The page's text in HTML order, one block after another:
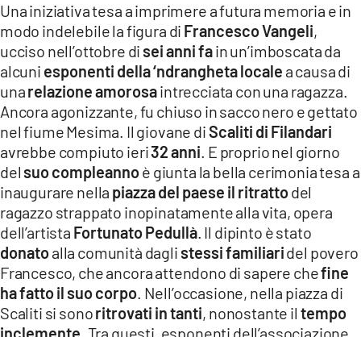
LACTV.IT
LACONAIR.IT
LACITYMAG.IT
ILREGGINO.IT
COSENZACHANNEL.IT
ILVIBONESE.IT
CATANZAROCHANNEL.IT
LACAPITALENEWS.IT
App
Una iniziativa tesa a imprimere a futura memoria e in
modo indelebile la figura di Francesco Vangeli,
ucciso nell’ottobre di sei anni fain un’imboscata da
alcuni esponenti della ‘ndrangheta locale a causa di
unarelazione amorosaintrecciata con una ragazza.
Ancora agonizzante, fu chiuso in sacco nero e gettato
nel fiume Mesima. Il giovane diScaliti di Filandari
avrebbe compiuto ieri32 anni. E proprio nel giorno
del suo compleannoè giunta la bella cerimonia tesa a
inaugurare nella piazza del paese il ritrattodel
ragazzo strappato inopinatamente alla vita, opera
dell’artista Fortunato Pedullà. Il dipinto è stato
donatoalla comunità dagli stessi familiaridel povero
Francesco, che ancora attendono di sapere chefine
ha fatto il suo corpo. Nell’occasione, nella piazza di
Scaliti si sonoritrovati in tanti, nonostante il tempo
inclemente. Tra questi, esponenti dell’associazione